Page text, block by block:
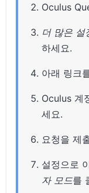
Oculus
더 많은 설
하세요.
아래 링크
Oculus 계
세요.
요청을 제
설정으로
자 모드를